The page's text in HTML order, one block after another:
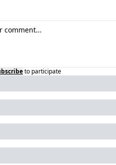
to participate